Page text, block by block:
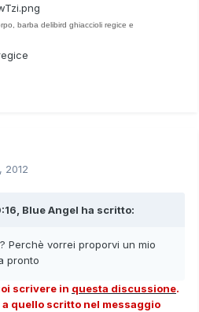
barba delibird ghiaccioli regice e
2012
Blue Angel ha scritto:
Perchè vorrei proporvi un mio
pronto
scrivere in questa discussione.
quello scritto nel messaggio